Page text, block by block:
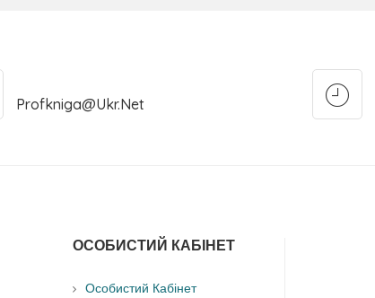
Profkniga@ukr.net
ОСОБИСТИЙ КАБІНЕТ
Особистий Кабінет